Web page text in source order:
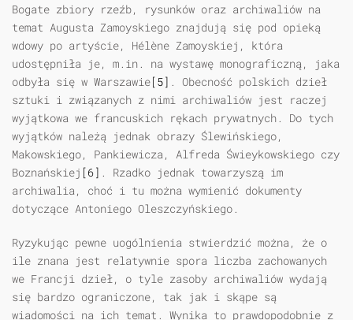
Bogate zbiory rzeźb, rysunków oraz archiwaliów na
temat Augusta Zamoyskiego znajdują się pod opieką
wdowy po artyście, Hélène Zamoyskiej, która
udostępniła je, m.in. na wystawę monograficzną, jaka
odbyła się w Warszawie[5] . Obecność polskich dzieł
sztuki i związanych z nimi archiwaliów jest raczej
wyjątkowa we francuskich rękach prywatnych. Do tych
wyjątków należą jednak obrazy Ślewińskiego,
Makowskiego, Pankiewicza, Alfreda Świeykowskiego czy
Boznańskiej [6] . Rzadko jednak towarzyszą im
archiwalia, choć i tu można wymienić dokumenty
dotyczące Antoniego Oleszczyńskiego.
Ryzykując pewne uogólnienia stwierdzić można, że o
ile znana jest relatywnie spora liczba zachowanych
we Francji dzieł, o tyle zasoby archiwaliów wydają
się bardzo ograniczone, tak jak i skąpe są
wiadomości na ich temat. Wynika to prawdopodobnie z